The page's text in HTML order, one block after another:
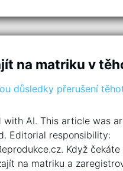
na matriku v
with AI. This article was
Editorial responsibility:
Když
na matriku a